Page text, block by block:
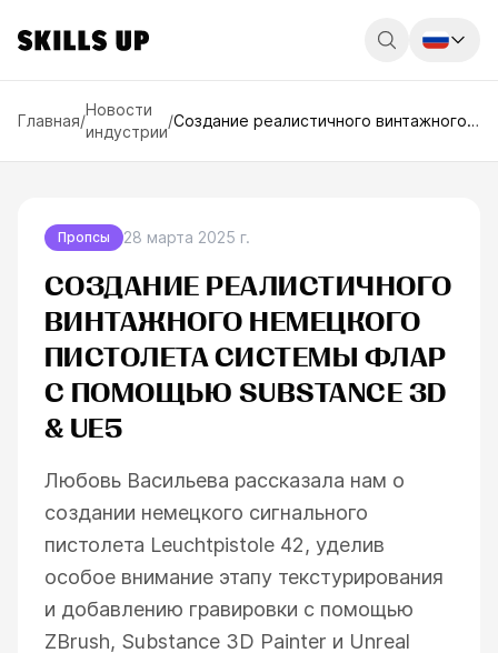
Главная/
Новости
индустрии
/Создание реалистичного винтажного
помощью Substance 3D & UE5
Пропсы 28 марта 2025 г.
СОЗДАНИЕ РЕАЛИСТИЧНОГО
ВИНТАЖНОГО НЕМЕЦКОГО
ПИСТОЛЕТА СИСТЕМЫ ФЛАР
С ПОМОЩЬЮ SUBSTANCE 3D
& UE5
Любовь Васильева рассказала нам о
создании немецкого сигнального
пистолета Leuchtpistole 42, уделив
особое внимание этапу текстурирования
и добавлению гравировки с помощью
ZBrush, Substance 3D Painter и Unreal